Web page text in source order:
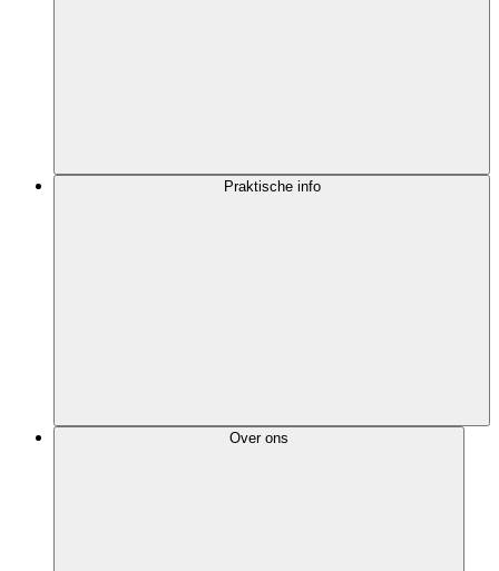
Praktische info
Over ons